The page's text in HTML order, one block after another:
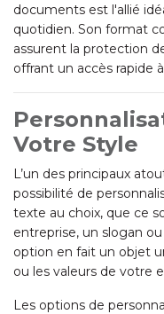
documents est l'allié
quotidien. Son format
assurent la protection
offrant un accès rapide
Votre Style
L’un des principaux
possibilité de
texte au choix, que ce
entreprise, un slogan
option en fait un objet
ou les valeurs de votre
Les options de